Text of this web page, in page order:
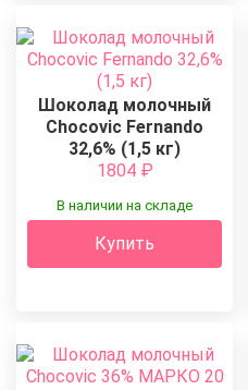
Шоколад молочный
Chocovic Fernando
32,6% (1,5 кг)
1804 ₽
В наличии на складе
Купить